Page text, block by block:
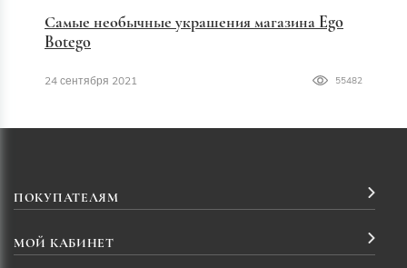
Самые необычные украшения магазина Ego
Botego
24 сентября 2021 55482
ПОКУПАТЕЛЯМ
МОЙ КАБИНЕТ